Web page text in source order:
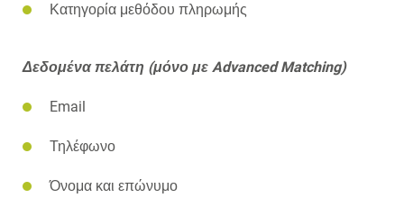
Κατηγορία μεθόδου πληρωμής
Δεδομένα πελάτη (μόνο με Advanced Matching)
Email
Τηλέφωνο
Όνομα και επώνυμο